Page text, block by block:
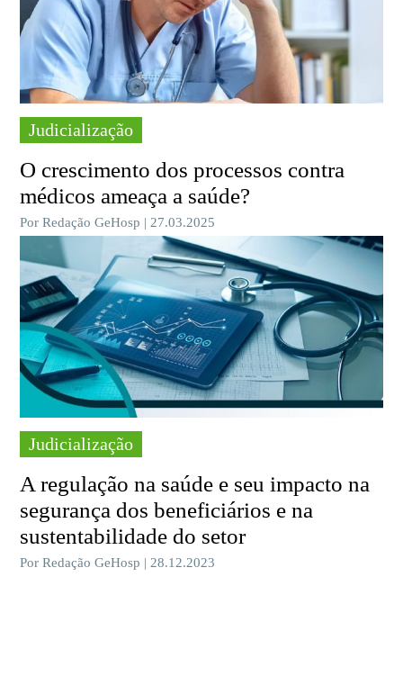
Judicialização
O crescimento dos processos contra
médicos ameaça a saúde?
Por Redação GeHosp | 27.03.2025
Judicialização
A regulação na saúde e seu impacto na
segurança dos beneficiários e na
sustentabilidade do setor
Por Redação GeHosp | 28.12.2023